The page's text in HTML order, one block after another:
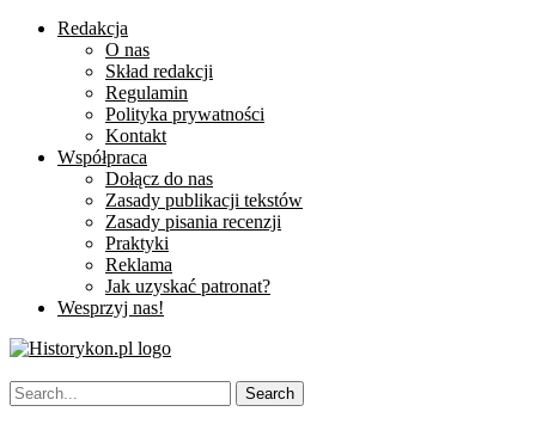
Redakcja
O nas
Skład redakcji
Regulamin
Polityka prywatności
Kontakt
Współpraca
Dołącz do nas
Zasady publikacji tekstów
Zasady pisania recenzji
Praktyki
Reklama
Jak uzyskać patronat?
Wesprzyj nas!